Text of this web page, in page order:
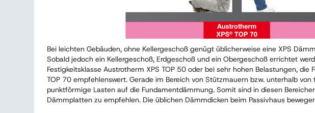
Bei leichten Gebäuden, ohne Kellergeschoß genügt üblicherweise eine XPS
Sobald jedoch ein Kellergeschoß, Erdgeschoß und ein Obergeschoß errichtet
Festigkeitsklasse Austrotherm XPS TOP 50 oder bei sehr hohen Belastungen, die
TOP 70 empfehlenswert. Gerade im Bereich von Stützmauern bzw. unterhalb
punktförmige Lasten auf die Fundamentdämmung. Somit sind in diesen
Dämmplatten zu empfehlen. Die üblichen Dämmdicken beim Passivhaus